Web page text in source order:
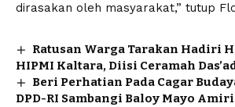
dirasakan oleh masyarakat,” tutup
Ratusan Warga Tarakan Hadiri
HIPMI Kaltara, Diisi Ceramah
Beri Perhatian Pada Cagar
DPD-RI Sambangi Baloy Mayo